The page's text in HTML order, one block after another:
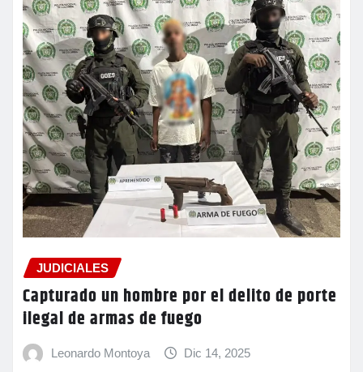
JUDICIALES
Capturado un hombre por el delito de porte
ilegal de armas de fuego
Leonardo Montoya Dic 14, 2025